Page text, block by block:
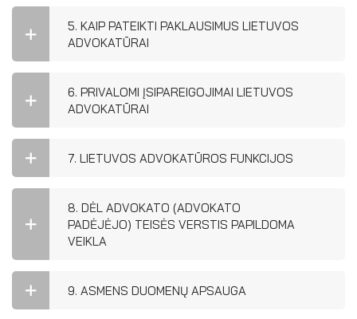
5. KAIP PATEIKTI PAKLAUSIMUS LIETUVOS
ADVOKATŪRAI
6. PRIVALOMI ĮSIPAREIGOJIMAI LIETUVOS
ADVOKATŪRAI
7. LIETUVOS ADVOKATŪROS FUNKCIJOS
8. DĖL ADVOKATO (ADVOKATO
PADĖJĖJO) TEISĖS VERSTIS PAPILDOMA
VEIKLA
9. ASMENS DUOMENŲ APSAUGA